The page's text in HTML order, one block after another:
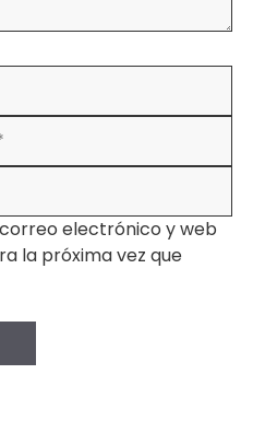
electrónico y web
la próxima vez que